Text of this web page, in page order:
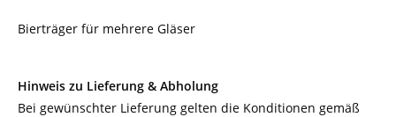
Bierträger für mehrere Gläser
Hinweis zu Lieferung & Abholung
Bei gewünschter Lieferung gelten die Konditionen gemäß